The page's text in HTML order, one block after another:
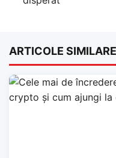
ARTICOLE SIMILARE